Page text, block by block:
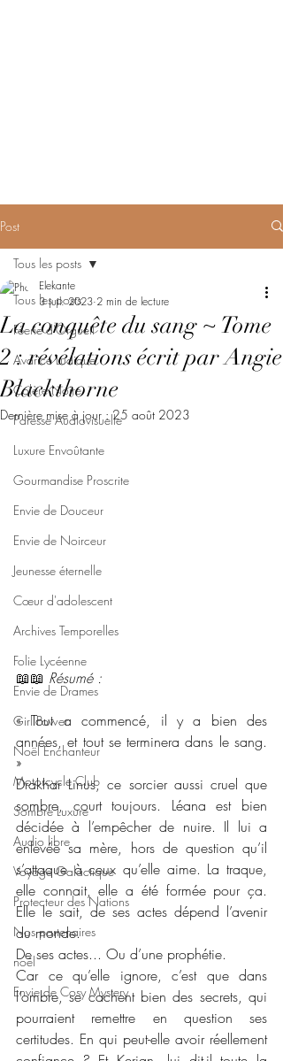
Post
Tous les posts
Féerie d'Orgueil
Avarice Ludique
Colère Noire
Paresse Audiovisuelle
Luxure Envoûtante
Gourmandise Proscrite
Envie de Douceur
Envie de Noirceur
Jeunesse éternelle
Cœur d'adolescent
Archives Temporelles
Folie Lycéenne
Envie de Drames
Girl Power
Noël Enchanteur
Motorcycle Club
Sombre Luxure
Audio libre
Voyage Galactique
Protecteur des Nations
Nos partenaires
noêl
Envie de Cosy Mystery
Tous les posts
La conquête du sang ~ Tome
2 : révélations écrit par Angie
Blackthorne
Elekante
3 juil. 2023 2 min de lecture
Dernière mise à jour :25 août 2023
📖📖 Résumé :
« Tout a commencé, il y a bien des
années, et tout se terminera dans le sang.
»
Drakhar Linus, ce sorcier aussi cruel que
sombre, court toujours. Léana est bien
décidée à l’empêcher de nuire. Il lui a
enlevée sa mère, hors de question qu’il
s’attaque à ceux qu’elle aime. La traque,
elle connait, elle a été formée pour ça.
Elle le sait, de ses actes dépend l’avenir
du monde.
De ses actes... Ou d’une prophétie.
Car ce qu’elle ignore, c’est que dans
l’ombre, se cachent bien des secrets, qui
pourraient remettre en question ses
certitudes. En qui peut-elle avoir réellement